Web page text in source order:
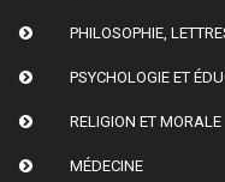
PHILOSOPHIE,
PSYCHOLOGIE ET
RELIGION ET MORALE
MÉDECINE